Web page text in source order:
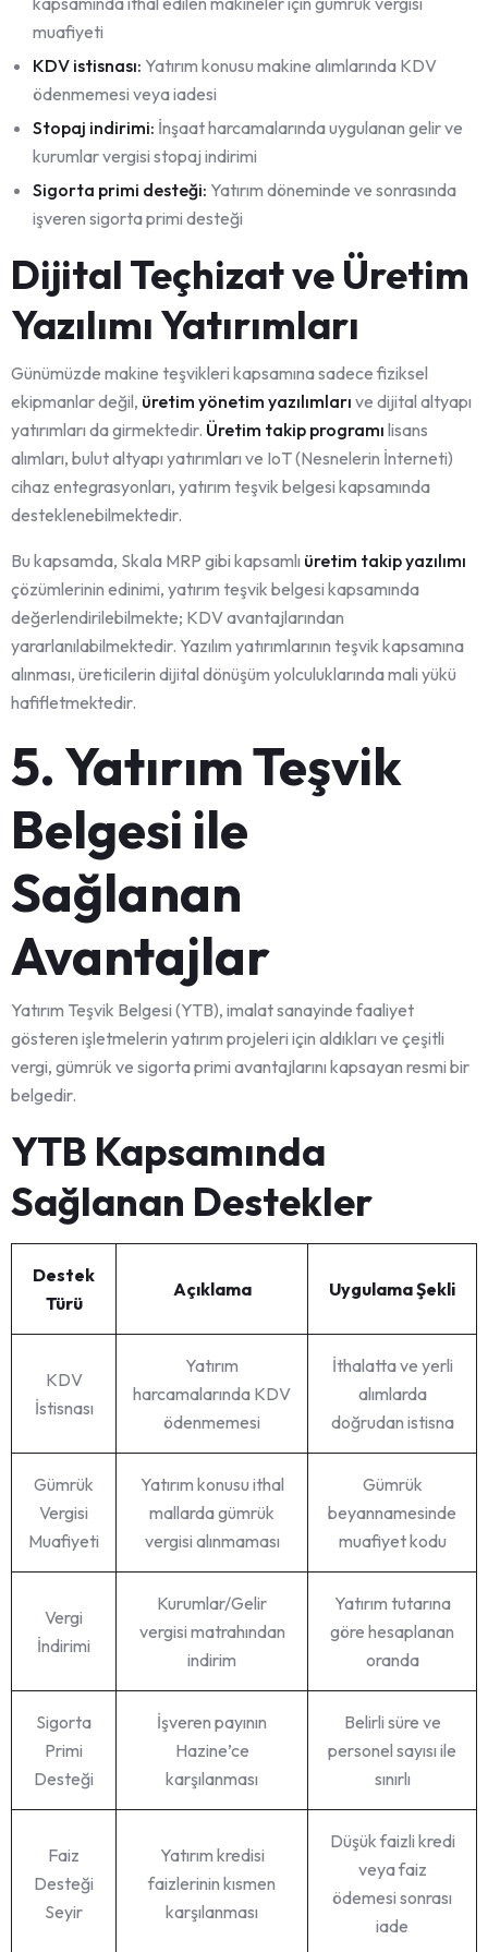
muafiyeti
KDV istisnası: Yatırım konusu makine alımlarında KDV
ödenmemesi veya iadesi
Stopaj indirimi: İnşaat harcamalarında uygulanan gelir ve
kurumlar vergisi stopaj indirimi
Sigorta primi desteği: Yatırım döneminde ve sonrasında
işveren sigorta primi desteği
Dijital Teçhizat ve Üretim
Yazılımı Yatırımları
Günümüzde makine teşvikleri kapsamına sadece fiziksel
ekipmanlar değil, üretim yönetim yazılımları ve dijital altyapı
yatırımları da girmektedir. Üretim takip programı lisans
alımları, bulut altyapı yatırımları ve IoT (Nesnelerin İnterneti)
cihaz entegrasyonları, yatırım teşvik belgesi kapsamında
desteklenebilmektedir.
Bu kapsamda, Skala MRP gibi kapsamlı üretim takip yazılımı
çözümlerinin edinimi, yatırım teşvik belgesi kapsamında
değerlendirilebilmekte; KDV avantajlarından
yararlanılabilmektedir. Yazılım yatırımlarının teşvik kapsamına
alınması, üreticilerin dijital dönüşüm yolculuklarında mali yükü
hafifletmektedir.
5. Yatırım Teşvik
Belgesi ile
Sağlanan
Avantajlar
Yatırım Teşvik Belgesi (YTB), imalat sanayinde faaliyet
gösteren işletmelerin yatırım projeleri için aldıkları ve çeşitli
vergi, gümrük ve sigorta primi avantajlarını kapsayan resmi bir
belgedir.
YTB Kapsamında
Sağlanan Destekler
Destek
Türü
Açıklama Uygulama Şekli
KDV
İstisnası
Yatırım
harcamalarında KDV
ödenmemesi
İthalatta ve yerli
alımlarda
doğrudan istisna
Gümrük
Vergisi
Muafiyeti
Yatırım konusu ithal
mallarda gümrük
vergisi alınmaması
Gümrük
beyannamesinde
muafiyet kodu
Vergi
İndirimi
Kurumlar/Gelir
vergisi matrahından
indirim
Yatırım tutarına
göre hesaplanan
oranda
Sigorta
Primi
Desteği
İşveren payının
Hazine’ce
karşılanması
Belirli süre ve
personel sayısı ile
sınırlı
Faiz
Desteği
Seyir
Yatırım kredisi
faizlerinin kısmen
karşılanması
Düşük faizli kredi
veya faiz
ödemesi sonrası
iade